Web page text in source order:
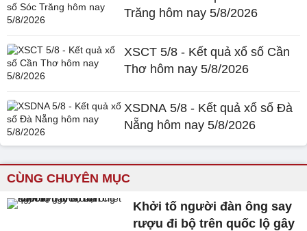
Trăng hôm nay 5/8/2026
XSCT 5/8 - Kết quả xổ số Cần
Thơ hôm nay 5/8/2026
XSDNA 5/8 - Kết quả xổ số Đà
Nẵng hôm nay 5/8/2026
CÙNG CHUYÊN MỤC
Khởi tố người đàn ông say
rượu đi bộ trên quốc lộ gây